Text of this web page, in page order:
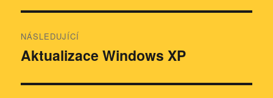
NÁSLEDUJÍCÍ
Následující
Aktualizace Windows XP